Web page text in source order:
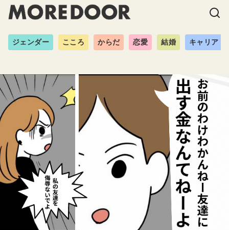
ジェンダー こころ からだ 恋愛 結婚 キャリア